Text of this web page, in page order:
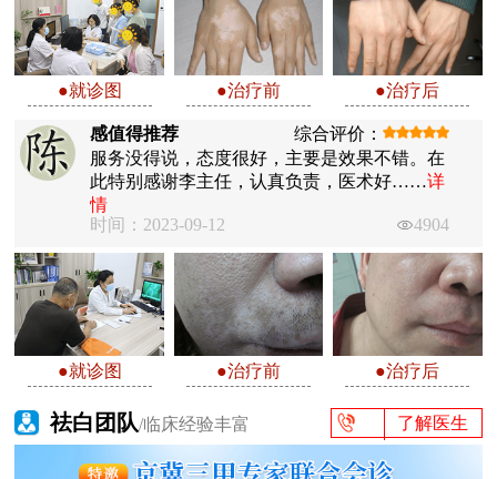
●就诊图 ●治疗前 ●治疗后
感值得推荐
综合评价：
服务没得说，态度很好，主要是效果不错。在
此特别感谢李主任，认真负责，医术好……详
情
时间：2023-09-12
4904
●就诊图 ●治疗前 ●治疗后
祛白团队/临床经验丰富 了解医生